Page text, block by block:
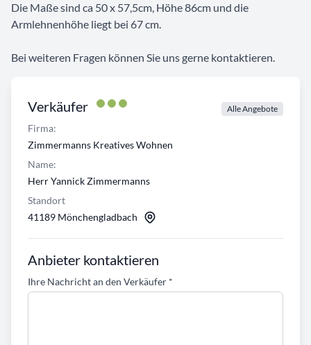
Verkäufer Alle Angebote
Firma:
Zimmermanns Kreatives Wohnen
Name:
Herr Yannick Zimmermanns
Standort
41189 Mönchengladbach
Anbieter kontaktieren
Ihre Nachricht an den Verkäufer *
Die Maße sind ca 50 x 57,5cm, Höhe 86cm und die
Armlehnenhöhe liegt bei 67 cm.
Bei weiteren Fragen können Sie uns gerne kontaktieren.